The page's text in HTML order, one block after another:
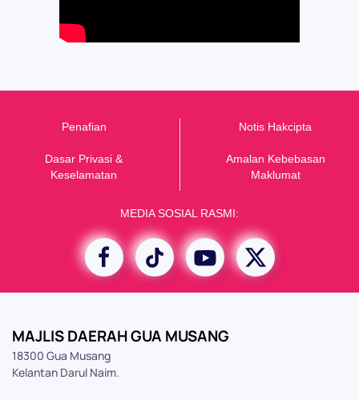
Penafian
Dasar Privasi &
Keselamatan
Notis Hakcipta
Amalan Kebebasan
Maklumat
MEDIA SOSIAL RASMI:
MAJLIS DAERAH GUA MUSANG
18300 Gua Musang
Kelantan Darul Naim.